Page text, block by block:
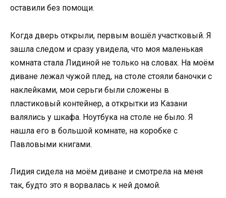
оставили без помощи.
Когда дверь открыли, первым вошёл участковый. Я
зашла следом и сразу увидела, что моя маленькая
комната стала Лидиной не только на словах. На моём
диване лежал чужой плед, на столе стояли баночки с
наклейками, мои серьги были сложены в
пластиковый контейнер, а открытки из Казани
валялись у шкафа. Ноутбука на столе не было. Я
нашла его в большой комнате, на коробке с
Павловыми книгами.
Лидия сидела на моём диване и смотрела на меня
так, будто это я ворвалась к ней домой.